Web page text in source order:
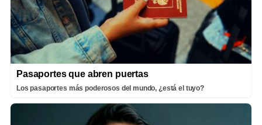
Pasaportes que abren puertas
Los pasaportes más poderosos del mundo, ¿está el tuyo?